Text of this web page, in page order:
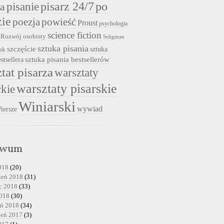
pisaniepisarz 24/7po
poezjapowieśćProust psychologia
Rozwój osobisty science fiction Seligman
szczęście sztuka pisania sztuka
sztuka pisania bestsellerów
pisarzawarsztaty
warsztaty pisarskie
Winiarski wywiad
(20)
2018 (31)
2018 (33)
(30)
2018 (34)
2017 (3)